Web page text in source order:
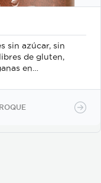
sin azúcar, sin
de gluten,
en